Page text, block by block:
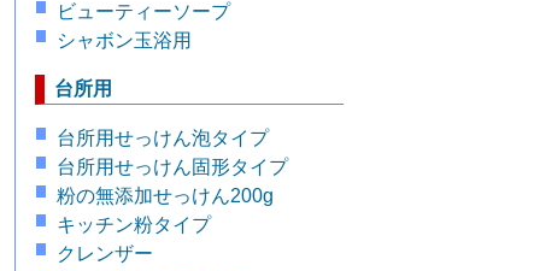
ビューティーソープ
シャボン玉浴用
台所用
台所用せっけん泡タイプ
台所用せっけん固形タイプ
粉の無添加せっけん200g
キッチン粉タイプ
クレンザー